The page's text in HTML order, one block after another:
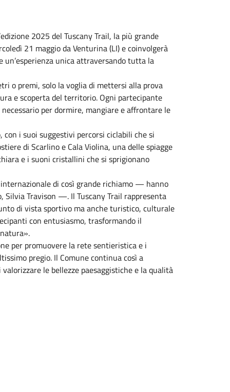
2025 del Tuscany Trail, la più grande
21 maggio da Venturina (LI) e coinvolgerà
unica attraversando tutta la
o premi, solo la voglia di mettersi alla prova
e scoperta del territorio. Ogni partecipante
per dormire, mangiare e affrontare le
i suoi suggestivi percorsi ciclabili che si
di Scarlino e Cala Violina, una delle spiagge
e i suoni cristallini che si sprigionano
di così grande richiamo — hanno
Silvia Travison —. Il Tuscany Trail rappresenta
di vista sportivo ma anche turistico, culturale
con entusiasmo, trasformando il
per promuovere la rete sentieristica e i
pregio. Il Comune continua così a
le bellezze paesaggistiche e la qualità